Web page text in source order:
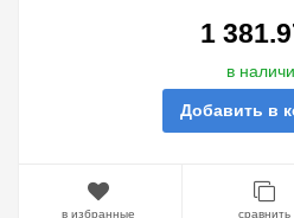
1
в
Добавить в
в избранные сравнить